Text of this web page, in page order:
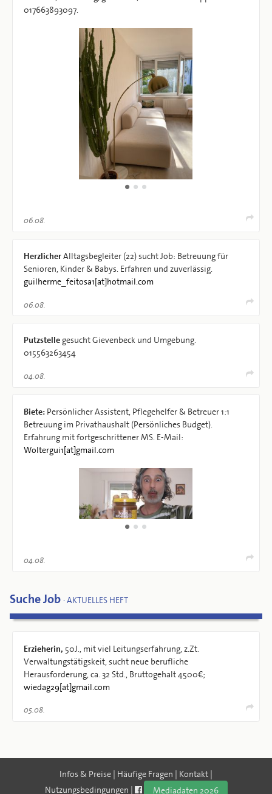
017663893097.
06.08.
HerzlicherAlltagsbegleiter (22) sucht Job: Betreuung für
Senioren, Kinder & Babys. Erfahren und zuverlässig.
guilherme_feitosa1[at]hotmail.com
06.08.
Putzstellegesucht Gievenbeck und Umgebung.
015563263454
04.08.
Biete:Persönlicher Assistent, Pflegehelfer & Betreuer 1:1
Betreuung im Privathaushalt (Persönliches Budget).
Erfahrung mit fortgeschrittener MS. E-Mail:
Woltergui1[at]gmail.com
04.08.
Suche Job · AKTUELLES HEFT
Erzieherin, 50J., mit viel Leitungserfahrung, z.Zt.
Verwaltungstätigskeit, sucht neue berufliche
Herausforderung, ca. 32 Std., Bruttogehalt 4500€;
wiedag29[at]gmail.com
05.08.
Infos & Preise | Häufige Fragen | Kontakt |
Nutzungsbedingungen
Mediadaten 2026